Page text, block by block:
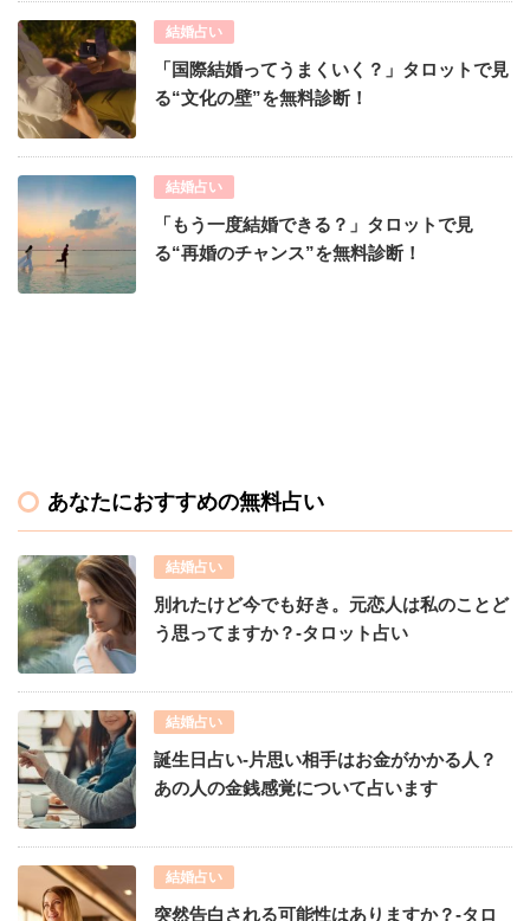
結婚占い
「国際結婚ってうまくいく？」タロットで見
る“文化の壁”を無料診断！
結婚占い
「もう一度結婚できる？」タロットで見
る“再婚のチャンス”を無料診断！
あなたにおすすめの無料占い
結婚占い
別れたけど今でも好き。元恋人は私のことど
う思ってますか？-タロット占い
結婚占い
誕生日占い-片思い相手はお金がかかる人？
あの人の金銭感覚について占います
結婚占い
突然告白される可能性はありますか？-タロ